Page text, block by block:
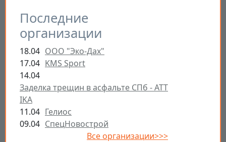
Последние
организации
18.04 ООО "Эко-Дах"
17.04 KMS Sport
14.04
Заделка трещин в асфальте СПб - ATT
IKA
11.04 Гелиос
09.04 СпецНовострой
Все организации>>>